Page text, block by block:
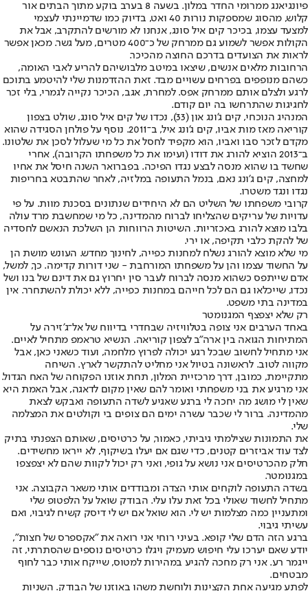
פיונגיאנג ממרומי החדר במלון. בשעה 8 בערב בוקע מתוך הבתים אור
קלוש, מהסוג שמספקות נורות 40 ואט, בדיוק כמו שדמיינתי לעצמי
למצעד עצמו, בכיכר קים איל סונג, אנחנו לא מורשים להתקרב, אבל את
הקולות אפשר לשמוע גם ממרחק של כ־400 מטרים, מעל גשר. מכאן אפשר
לראות את הצועדים בדרכם החוצה מהכיכר.
הרחובות מלאים אנשים, שיצאו במיטב מלבושיהם להריע לאבי האומה,
כשהם מנופפים בפרחים עשויים מבד. זאת ההזדמנות שלי להיטמע בתוכם
לרגע ולצלם אותם ממרחק אפס. למחרת, אגב, הכיכר נקייה לגמרי, בלי זכר
לחגיגות שהתרחשו בה יום קודם.
המנהיג הנוכחי, קים ג'ונג און (33), נכדו של קים איל סונג, שולט בצפון
קוריאה מאז מות אביו, קים ג'ונג איל, ב־2011. נוסף על פולחן הסגידה שהוא
מקדם לזכר סבו ואביו, הוא מקפיד לחסל את כל מי שעלול לסכן את שלטונו.
ב־2013 הוציא להורג את דודו (ועימו את כל משפחתו הקרובה), אחרי
שחשד בו שהוא מנסה לבצע נגדו הפיכה. בפברואר השנה חיסל את אחיו
למחצה, קים ג'ונג נאם, בנמל התעופה במלזיה, לאחר שהתבטא בחריפות
נגדו ונגד משטרו.
קרובי משפחתו של השליט הם לא היחידים שנתונים בסכנת מוות. על פי
עדויות של עריקים שהצליחו לברוח מהמדינה, כל מי שמחשבת מרד עולה
בלבו מוּצא להורג באכזריות. השיטות הרווחות הן השלכת הנאשם לחסדיה
של להקת כלבי תקיפה, או ירי.
מי שלא מוצא להורג נשלח למחנות כפייה, לחינוך מחדש. העונש מושת הן
על החשוד עצמו והן על משפחתו המורחבת - שני דורות קדימה. כך, למשל,
אדם שייתפס כשהוא מנסה לברוח לעבר סין יחרוץ גם את דינם של בנו ושל
נכדו, שייכלאו גם הם לכל חייהם במחנות כפייה, ללא יכולת להשתחרר. אין
במדינה בתי משפט.
רק שלא יצפצף המגנומטר
באחד הערבים אני צופה בטלוויזיה שבחדרי בדיווח של אל־ג'זירה על
המתיחות הגואה בין ארה"ב לצפון קוריאה. הנשיא טראמפ מתחיל לאיים.
אני מתחיל לחשוב שבכל רגע יכולה לפרוץ מלחמה, ועוד כשאני כאן, אבל
מקווה לטוב. לראשונה בטיול אני מחליט להתקשר לארץ. השיחה
מתקיימת, כמובן, דרך מרכזיית המלון, תחת אוזנו הפקוחה של האח הגדול.
אני מרגיע את בני משפחתי ואומר להם שאין מקום לדאגה, אבל האמת היא
שאין לי מושג מה יחכה לי ברגע שאגיע לשדה התעופה ואבקש לצאת
מהמדינה. ברור לי שכבר עשרה ימים הם צופים בי וקולטים את המצלמה
שלי.
את התמונות שצילמתי גיביתי, כאמור, על כרטיסים, שאותם הצפנתי בתיק
לצד עוד אביזרים קטנים, כדי שגם אם יעלו בשיקוף, לא ייראו מחשידים.
חלק מהכרטיסים אני נושא על גופי, ואני רק יכול לקוות שהם לא יצפצפו
במגנומטר.
בשדה התעופה לוקחים אותי הצדה ומבודדים אותי משאר הקבוצה. אני
מתחיל לחשוד שאולי בכל זאת עלו עלי. הבודק שואל על הלפטופ שלי
ומתעניין כמה מצלמות יש לי. הוא שואל אם יש לי דיסק קשיח לגיבוי, ואם
עשיתי גיבוי.
ברגע הזה הדם שלי קופא. בעיני רוחי אני רואה את "אקספרס של חצות",
יודע שאם יערכו עלי חיפוש מעמיק ויגלו כרטיסים נוספים שהסתרתי, זה
ייגמר רע. אני רק מחכה להגיע במהירות למטוס, שייקח אותי כבר לחוף
מבטחים.
לפתע מגיעה אחת הקצינות ולוחשת משהו באוזנו של הבודק. השניות